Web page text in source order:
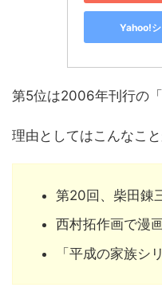
Yahoo!
第5位は2006年刊行の「
理由としてはこんなこと
第20回、柴田錬
西村拓作画で漫
「平成の家族シ